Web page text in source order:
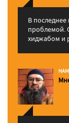
В последнее
проблемой.
хиджабом и